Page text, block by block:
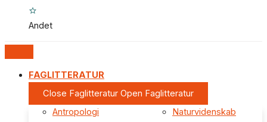
Andet
FAGLITTERATUR
Close Faglitteratur Open Faglitteratur
Antropologi
Naturvidenskab